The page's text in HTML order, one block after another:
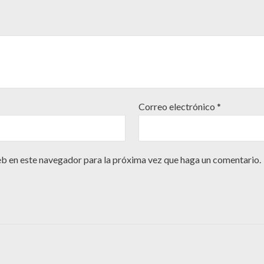
Correo electrónico*
este navegador para la próxima vez que haga un comentario.